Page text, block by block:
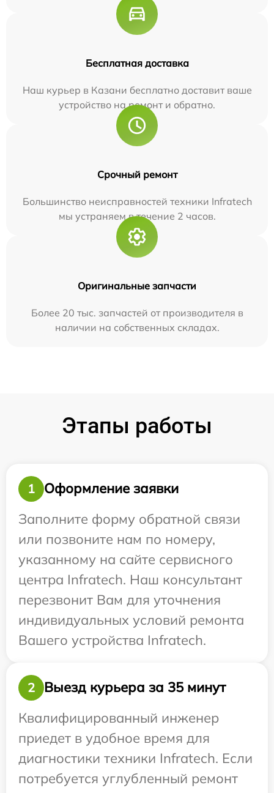
Бесплатная доставка
Наш курьер в Казани бесплатно доставит ваше
устройство на ремонт и обратно.
Срочный ремонт
Большинство неисправностей техники Infratech
мы устраняем в течение 2 часов.
Оригинальные запчасти
Более 20 тыс. запчастей от производителя в
наличии на собственных складах.
Этапы работы
1
Оформление заявки
Заполните форму обратной связи
или позвоните нам по номеру,
указанному на сайте сервисного
центра Infratech. Наш консультант
перезвонит Вам для уточнения
индивидуальных условий ремонта
Вашего устройства Infratech.
2
Выезд курьера за 35 минут
Квалифицированный инженер
приедет в удобное время для
диагностики техники Infratech. Если
потребуется углубленный ремонт